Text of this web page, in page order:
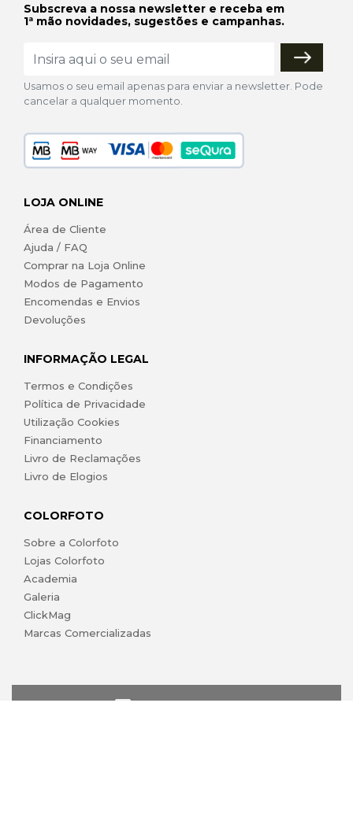
Subscreva a nossa newsletter e receba em
1ª mão novidades, sugestões e campanhas.
Usamos o seu email apenas para enviar a newsletter. Pode
cancelar a qualquer momento.
LOJA ONLINE
Área de Cliente
Ajuda / FAQ
Comprar na Loja Online
Modos de Pagamento
Encomendas e Envios
Devoluções
INFORMAÇÃO LEGAL
Termos e Condições
Política de Privacidade
Utilização Cookies
Financiamento
Livro de Reclamações
Livro de Elogios
COLORFOTO
Sobre a Colorfoto
Lojas Colorfoto
Academia
Galeria
ClickMag
Marcas Comercializadas
lojaonline@colorfoto.pt